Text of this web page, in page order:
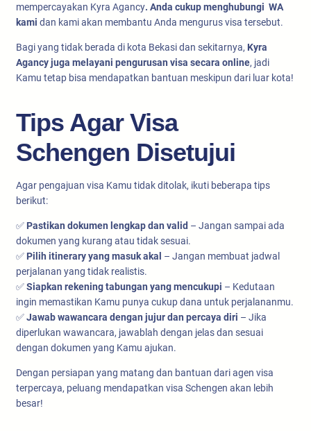
mempercayakan Kyra Agancy. Anda cukup menghubungi WA
kami dan kami akan membantu Anda mengurus visa tersebut.
Bagi yang tidak berada di kota Bekasi dan sekitarnya, Kyra
Agancy juga melayani pengurusan visa secara online, jadi
Kamu tetap bisa mendapatkan bantuan meskipun dari luar kota!
Tips Agar Visa
Schengen Disetujui
Agar pengajuan visa Kamu tidak ditolak, ikuti beberapa tips
berikut:
✅ Pastikan dokumen lengkap dan valid – Jangan sampai ada
dokumen yang kurang atau tidak sesuai.
✅ Pilih itinerary yang masuk akal – Jangan membuat jadwal
perjalanan yang tidak realistis.
✅Siapkan rekening tabungan yang mencukupi – Kedutaan
ingin memastikan Kamu punya cukup dana untuk perjalananmu.
✅Jawab wawancara dengan jujur dan percaya diri – Jika
diperlukan wawancara, jawablah dengan jelas dan sesuai
dengan dokumen yang Kamu ajukan.
Dengan persiapan yang matang dan bantuan dari agen visa
terpercaya, peluang mendapatkan visa Schengen akan lebih
besar!